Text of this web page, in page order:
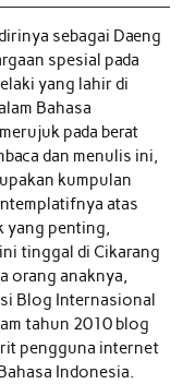
sebagai Daeng
spesial pada
yang lahir di
Bahasa
pada berat
dan menulis ini,
kumpulan
atas
yang penting,
tinggal di Cikarang
orang anaknya,
Blog Internasional
tahun 2010 blog
pengguna internet
Indonesia.